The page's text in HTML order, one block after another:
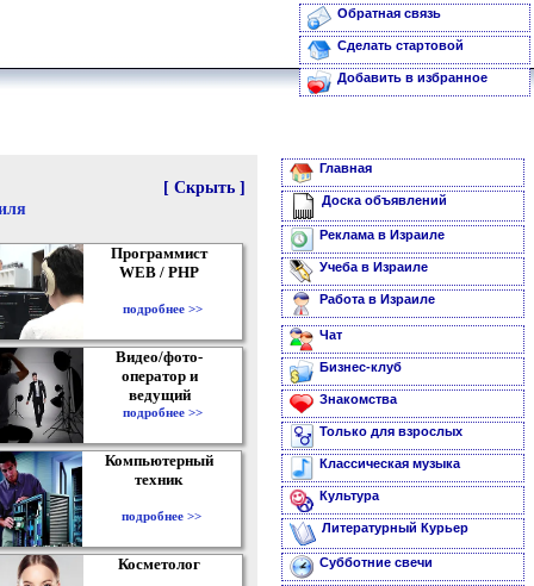
Обратная связь
Сделать стартовой
Добавить в избранное
[ Скрыть ]
Программист
WEB / PHP
подробнее >>
Видео/фото-
оператор и
ведущий
подробнее >>
Компьютерный
техник
подробнее >>
Косметолог
Главная
Доска объявлений
Реклама в Израиле
Учеба в Израиле
Работа в Израиле
Чат
Бизнес-клуб
Знакомства
Только для взрослых
Классическая музыка
Культура
Литературный Курьер
Субботние свечи